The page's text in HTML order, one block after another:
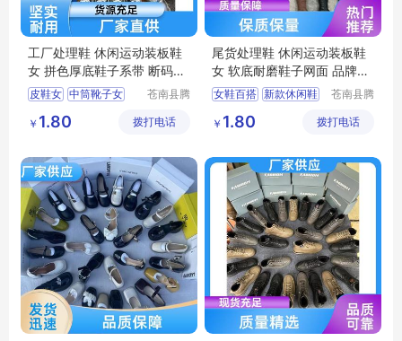
工厂处理鞋 休闲运动装板鞋
女 拼色厚底鞋子系带 断码鞋
直供
皮鞋女 中筒靴子女
小白鞋时尚百搭
苍南县腾
务商行
￥ 1.80 拨打电话
尾货处理鞋 休闲运动装板鞋
女 软底耐磨鞋子网面 品牌断
码鞋
女鞋百搭 新款休闲鞋
小白鞋时尚百搭
苍南县腾
务商行
￥ 1.80 拨打电话